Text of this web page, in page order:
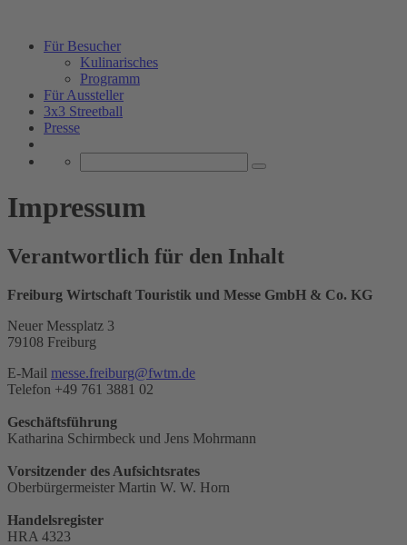
Für Besucher
Kulinarisches
Programm
Für Aussteller
3x3 Streetball
Presse
Impressum
Verantwortlich für den Inhalt
Freiburg Wirtschaft Touristik und Messe GmbH & Co. KG
Neuer Messplatz 3
79108 Freiburg
E-Mail messe.freiburg@fwtm.de
Telefon +49 761 3881 02
Geschäftsführung
Katharina Schirmbeck und Jens Mohrmann
Vorsitzender des Aufsichtsrates
Oberbürgermeister Martin W. W. Horn
Handelsregister
HRA 4323